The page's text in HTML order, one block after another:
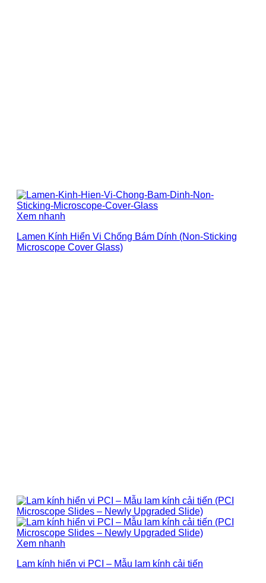
Xem nhanh
Lamen Kính Hiển Vi Chống Bám Dính (Non-Sticking
Microscope Cover Glass)
Xem nhanh
Lam kính hiển vi PCI – Mẫu lam kính cải tiến